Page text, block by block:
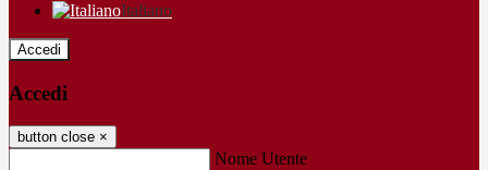
Italiano
Accedi
Accedi
button close ×
Nome Utente